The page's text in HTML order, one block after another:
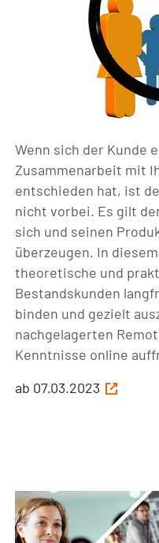
Wenn sich der Kunde
Zusammenarbeit mit
entschieden hat, ist
nicht vorbei. Es gilt
sich und seinen
überzeugen. In
theoretische und
Bestandskunden
binden und gezielt
nachgelagerten
Kenntnisse online
ab 07.03.2023